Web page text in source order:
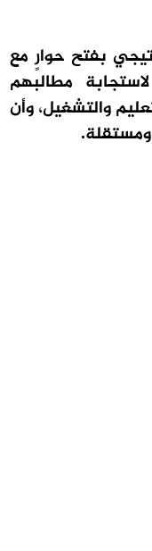
بفتح حوارٍ مع
مطالبهم
والتشغيل، وأن